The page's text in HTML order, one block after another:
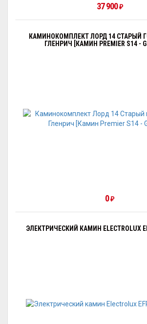
37 900 ₽
КАМИНОКОМПЛЕКТ ЛОРД 14 СТАРЫЙ
ГЛЕНРИЧ [КАМИН PREMIER S14 -
0 ₽
ЭЛЕКТРИЧЕСКИЙ КАМИН ELECTROLUX